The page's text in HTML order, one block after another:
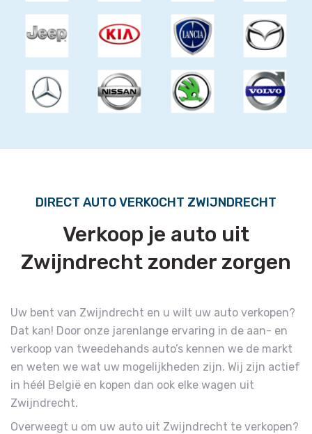
DIRECT AUTO VERKOCHT ZWIJNDRECHT
Verkoop je auto uit
Zwijndrecht zonder zorgen
Uw bent van Zwijndrecht en u wilt uw auto verkopen?
Dat kan! Door onze jarenlange ervaring in de aan- en
verkoop van tweedehands auto’s kennen we de markt
en weten we wat uw mogelijkheden zijn. Wij zijn actief
in héél België en kopen dan ook elke wagen uit
Zwijndrecht.
Overweegt u om uw auto uit Zwijndrecht te verkopen?